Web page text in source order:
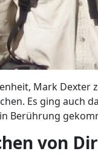
Mark
Es ging auch
Berührung
von